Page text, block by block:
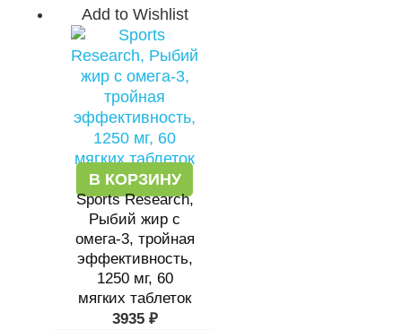
Add to Wishlist
В КОРЗИНУ
Sports Research,
Рыбий жир с
омега-3, тройная
эффективность,
1250 мг, 60
мягких таблеток
3935 ₽